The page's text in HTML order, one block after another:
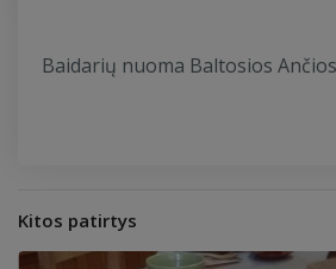
Baidarių nuoma Baltosios
Kitos patirtys